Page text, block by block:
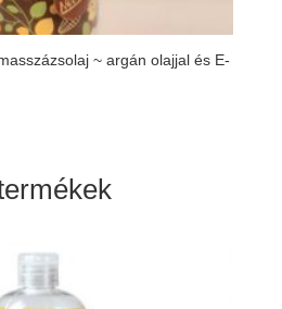
~ argán olajjal és E-